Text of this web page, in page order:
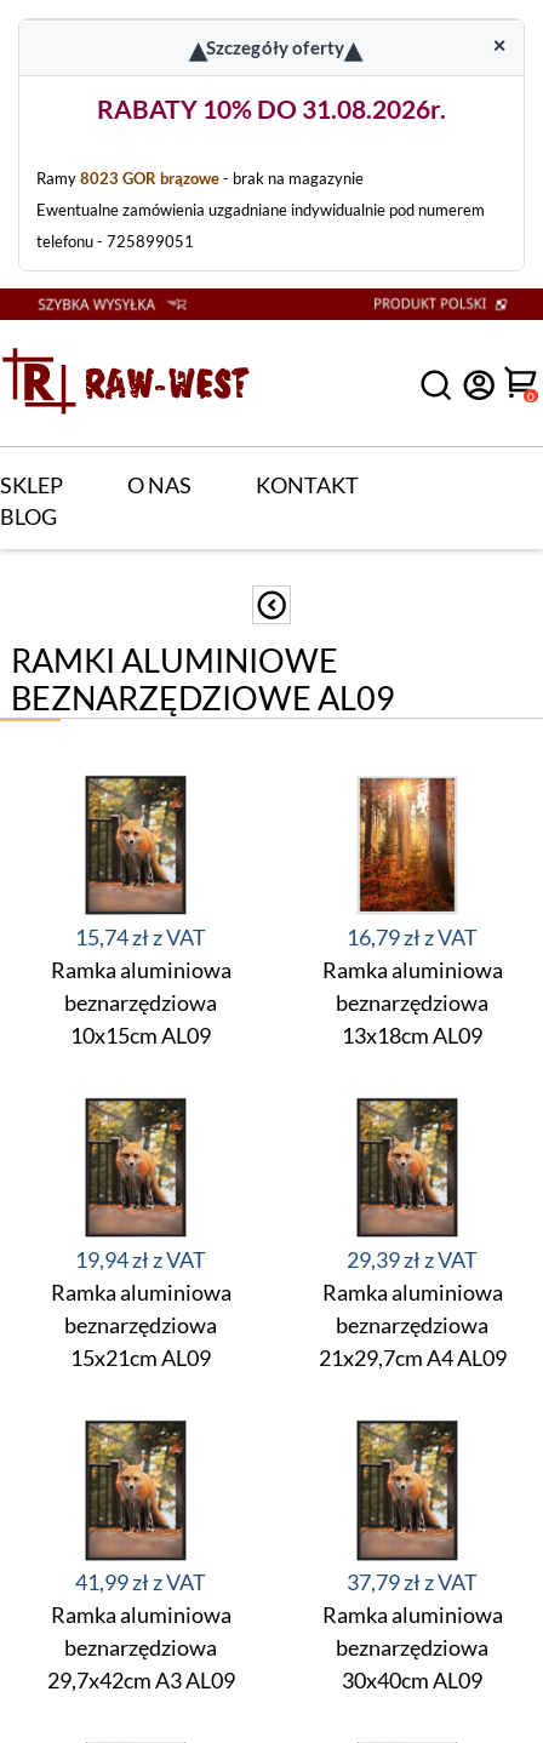
▴Szczegóły oferty▴ ✕
RABATY 10% DO 31.08.2026r.
Ramy8023 GOR brązowe- brak na magazynie
Ewentualne zamówienia uzgadniane indywidualnie pod numerem
telefonu - 725899051
0
SKLEP O NAS
KONTAKT
BLOG
RAMKI ALUMINIOWE
BEZNARZĘDZIOWE AL09
Ramka aluminiowa
beznarzędziowa
10x15cm AL09
15,74 zł
Ramka aluminiowa
beznarzędziowa
13x18cm AL09
16,79 zł
Ramka aluminiowa
beznarzędziowa
15x21cm AL09
19,94 zł
Ramka aluminiowa
beznarzędziowa
21x29,7cm A4 AL09
29,39 zł
Ramka aluminiowa
beznarzędziowa
29,7x42cm A3 AL09
41,99 zł
Ramka aluminiowa
beznarzędziowa
30x40cm AL09
37,79 zł